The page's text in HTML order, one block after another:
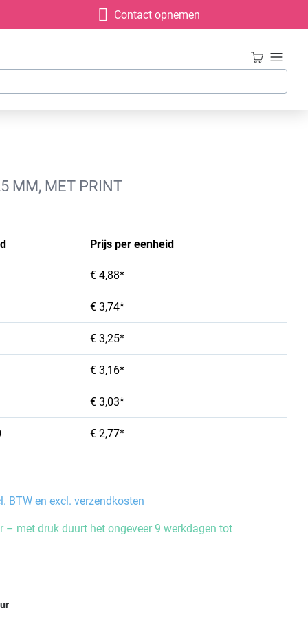
Contact opnemen
MM, MET PRINT
Prijs per eenheid
€ 4,88*
€ 3,74*
€ 3,25*
€ 3,16*
€ 3,03*
€ 2,77*
BTW en excl. verzendkosten
– met druk duurt het ongeveer 9 werkdagen tot